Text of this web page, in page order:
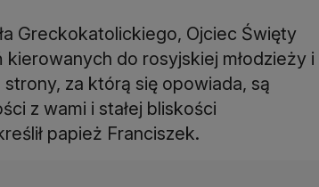
Greckokatolickiego, Ojciec Święty
kierowanych do rosyjskiej młodzieży i
za którą się opowiada, są
z wami i stałej bliskości
papież Franciszek.